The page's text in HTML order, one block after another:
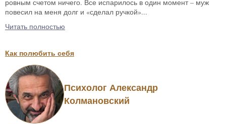
ровным счетом ничего. Все испарилось в один момент – муж
повесил на меня долг и «сделал ручкой»...
Читать полностью
Как полюбить себя
Психолог Александр
Колмановский